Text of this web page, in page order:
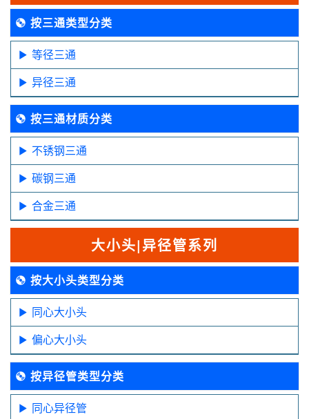
按三通类型分类
等径三通
异径三通
按三通材质分类
不锈钢三通
碳钢三通
合金三通
大小头|异径管系列
按大小头类型分类
同心大小头
偏心大小头
按异径管类型分类
同心异径管